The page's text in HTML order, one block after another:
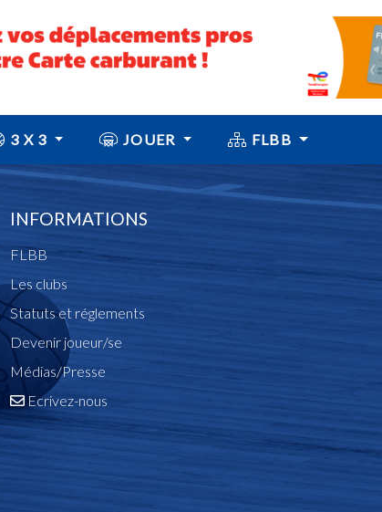
3 X 3 JOUER FLBB
INFORMATIONS
FLBB
Les clubs
Statuts et réglements
Devenir joueur/se
Médias/Presse
Ecrivez-nous